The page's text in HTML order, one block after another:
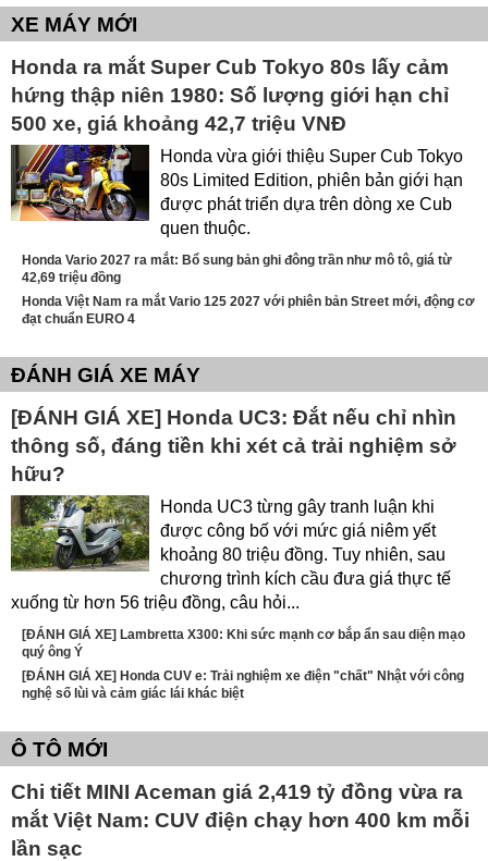
XE MÁY MỚI
Honda ra mắt Super Cub Tokyo 80s lấy cảm
hứng thập niên 1980: Số lượng giới hạn chỉ
500 xe, giá khoảng 42,7 triệu VNĐ
Honda vừa giới thiệu Super Cub Tokyo
80s Limited Edition, phiên bản giới hạn
được phát triển dựa trên dòng xe Cub
quen thuộc.
Honda Vario 2027 ra mắt: Bổ sung bản ghi đông trần như mô tô, giá từ
42,69 triệu đồng
Honda Việt Nam ra mắt Vario 125 2027 với phiên bản Street mới, động cơ
đạt chuẩn EURO 4
ĐÁNH GIÁ XE MÁY
[ĐÁNH GIÁ XE] Honda UC3: Đắt nếu chỉ nhìn
thông số, đáng tiền khi xét cả trải nghiệm sở
hữu?
Honda UC3 từng gây tranh luận khi
được công bố với mức giá niêm yết
khoảng 80 triệu đồng. Tuy nhiên, sau
chương trình kích cầu đưa giá thực tế
xuống từ hơn 56 triệu đồng, câu hỏi...
[ĐÁNH GIÁ XE] Lambretta X300: Khi sức mạnh cơ bắp ẩn sau diện mạo
quý ông Ý
[ĐÁNH GIÁ XE] Honda CUV e: Trải nghiệm xe điện "chất" Nhật với công
nghệ số lùi và cảm giác lái khác biệt
Ô TÔ MỚI
Chi tiết MINI Aceman giá 2,419 tỷ đồng vừa ra
mắt Việt Nam: CUV điện chạy hơn 400 km mỗi
lần sạc